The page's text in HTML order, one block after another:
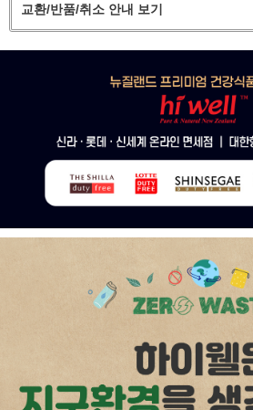
교환/반품/취소 안내 보기